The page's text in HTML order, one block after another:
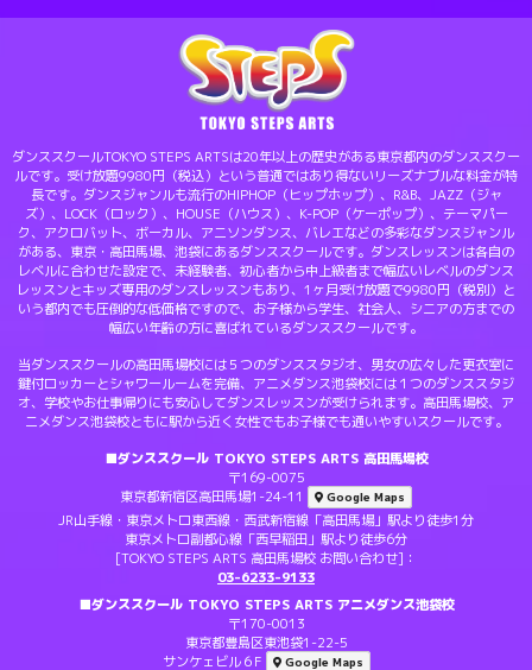
ダンススクールTOKYO STEPS ARTSは20年以上の歴史がある東京都内のダンススクー
ルです。受け放題9980円（税込）という普通ではあり得ないリーズナブルな料金が特
長です。ダンスジャンルも流行のHIPHOP（ヒップホップ）、R&B、JAZZ（ジャ
ズ）、LOCK（ロック）、HOUSE（ハウス）、K-POP（ケーポップ）、テーマパー
ク、アクロバット、ボーカル、アニソンダンス、バレエなどの多彩なダンスジャンル
がある、東京・高田馬場、池袋にあるダンススクールです。ダンスレッスンは各自の
レベルに合わせた設定で、未経験者、初心者から中上級者まで幅広いレベルのダンス
レッスンとキッズ専用のダンスレッスンもあり、1ヶ月受け放題で9980円（税別）と
いう都内でも圧倒的な低価格ですので、お子様から学生、社会人、シニアの方までの
幅広い年齢の方に喜ばれているダンススクールです。
当ダンススクールの高田馬場校には５つのダンススタジオ、男女の広々した更衣室に
鍵付ロッカーとシャワールームを完備、アニメダンス池袋校には１つのダンススタジ
オ、学校やお仕事帰りにも安心してダンスレッスンが受けられます。高田馬場校、ア
ニメダンス池袋校ともに駅から近く女性でもお子様でも通いやすいスクールです。
■ダンススクール TOKYO STEPS ARTS 高田馬場校
〒169-0075
東京都新宿区高田馬場1-24-11
Google Maps
JR山手線・東京メトロ東西線・西武新宿線「高田馬場」駅より徒歩1分
東京メトロ副都心線「西早稲田」駅より徒歩6分
[TOKYO STEPS ARTS 高田馬場校 お問い合わせ]：
03-6233-9133
■ダンススクール TOKYO STEPS ARTS アニメダンス池袋校
〒170-0013
東京都豊島区東池袋1-22-5
サンケェビル６F
Google Maps